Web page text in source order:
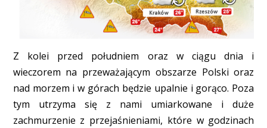
Z kolei przed południem oraz w ciągu dnia i
wieczorem na przeważającym obszarze Polski oraz
nad morzem i w górach będzie upalnie i gorąco. Poza
tym utrzyma się z nami umiarkowane i duże
zachmurzenie z przejaśnieniami, które w godzinach